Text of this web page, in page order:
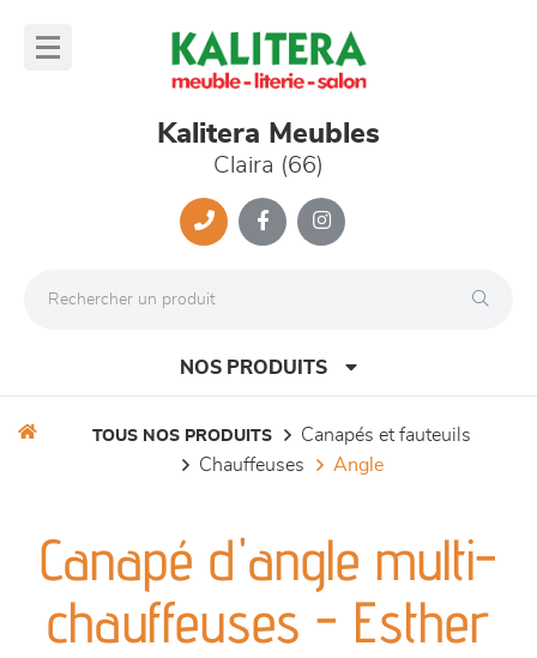
Kalitera Meubles
Claira (66)
NOS PRODUITS
séjours
meubles de complément
TOUS NOS PRODUITS
canapés et fauteuils
chauffeuses
angle
Canapé d'angle multi-
chauffeuses - Esther